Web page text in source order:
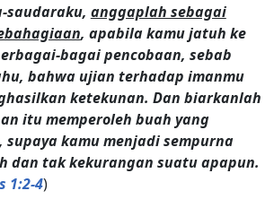
saudaraku, anggaplah sebagai
, apabila kamu jatuh ke
bagai pencobaan, sebab
bahwa ujian terhadap imanmu
ketekunan. Dan biarkanlah
itu memperoleh buah yang
supaya kamu menjadi sempurna
dan tak kekurangan suatu apapun.
1:2-4)